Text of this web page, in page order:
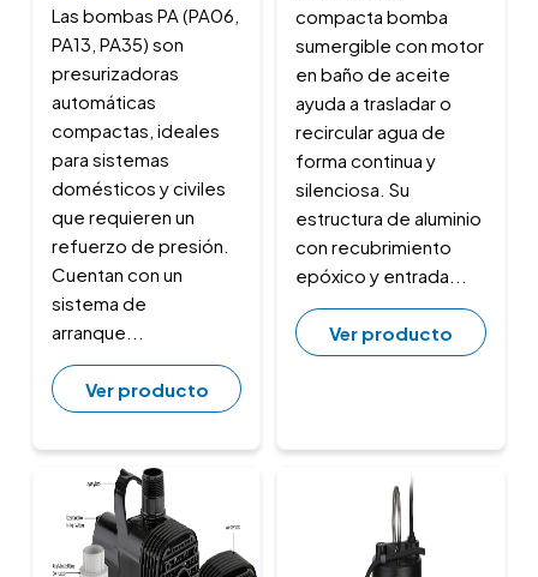
Las bombas PA (PA06,
PA13, PA35) son
presurizadoras
automáticas
compactas, ideales
para sistemas
domésticos y civiles
que requieren un
refuerzo de presión.
Cuentan con un
sistema de
arranque...
Ver producto
compacta bomba
sumergible con motor
en baño de aceite
ayuda a trasladar o
recircular agua de
forma continua y
silenciosa. Su
estructura de aluminio
con recubrimiento
epóxico y entrada...
Ver producto